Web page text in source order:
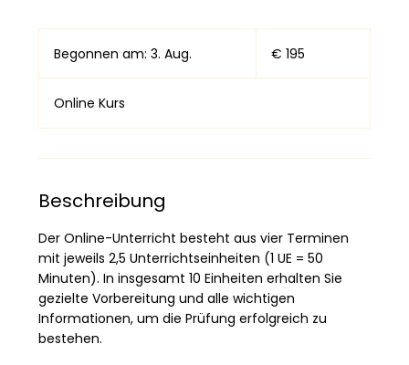
Begonnen am: 3. Aug.
e
n
n
m
:
3
.
A
€ 195
Online Kurs
Beschreibung
Der Online-Unterricht besteht aus vier Terminen
mit jeweils 2,5 Unterrichtseinheiten (1 UE = 50
Minuten). In insgesamt 10 Einheiten erhalten Sie
gezielte Vorbereitung und alle wichtigen
Informationen, um die Prüfung erfolgreich zu
bestehen.